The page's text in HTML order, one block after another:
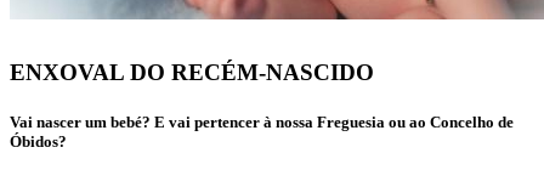
ENXOVAL DO RECÉM-NASCIDO
Vai nascer um bebé? E vai pertencer à nossa Freguesia ou ao Concelho de
Óbidos?